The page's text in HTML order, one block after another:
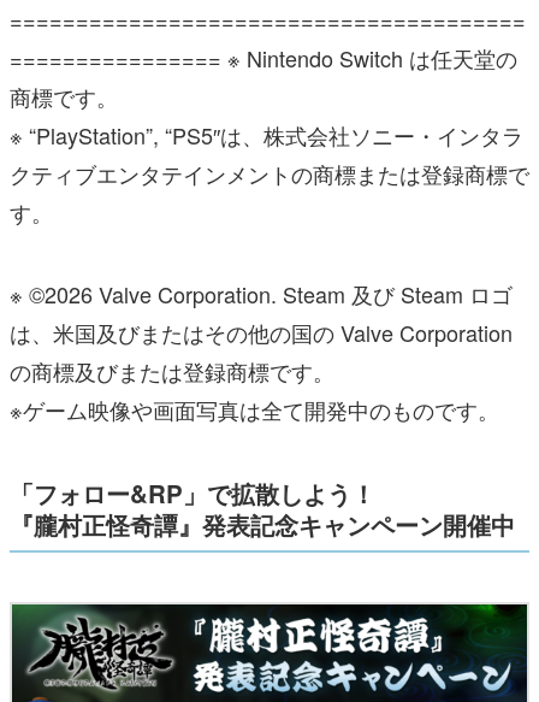
=======================================
================ ※ Nintendo Switch は任天堂の
商標です。
※ “PlayStation”, “PS5″は、株式会社ソニー・インタラ
クティブエンタテインメントの商標または登録商標で
す。
※ ©2026 Valve Corporation. Steam 及び Steam ロゴ
は、米国及びまたはその他の国の Valve Corporation
の商標及びまたは登録商標です。
※ゲーム映像や画面写真は全て開発中のものです。
「フォロー&RP」で拡散しよう！
『朧村正怪奇譚』発表記念キャンペーン開催中